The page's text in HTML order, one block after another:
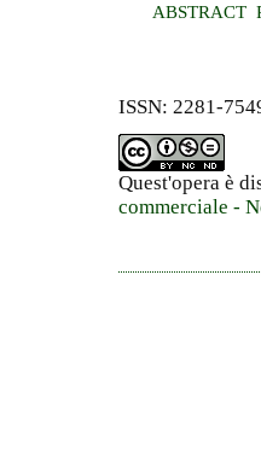
ABSTRACT
ISSN: 2281-
Quest'opera è
commerciale -